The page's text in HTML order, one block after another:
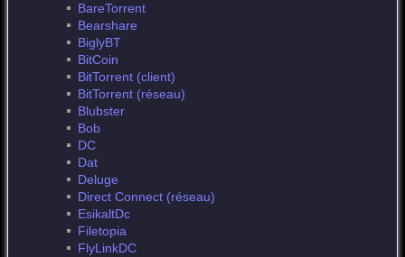
BareTorrent
Bearshare
BiglyBT
BitCoin
BitTorrent (client)
BitTorrent (réseau)
Blubster
Bob
DC
Dat
Deluge
Direct Connect (réseau)
EsikaltDc
Filetopia
FlyLinkDC